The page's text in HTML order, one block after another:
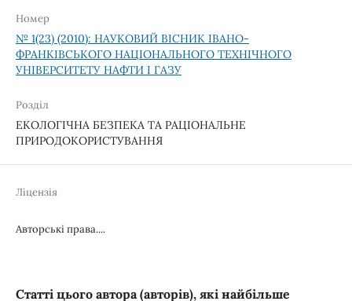
Номер
№ 1(23) (2010): НАУКОВИЙ ВІСНИК ІВАНО-
ФРАНКІВСЬКОГО НАЦІОНАЛЬНОГО ТЕХНІЧНОГО
УНІВЕРСИТЕТУ НАФТИ І ГАЗУ
Розділ
ЕКОЛОГІЧНА БЕЗПЕКА ТА РАЦІОНАЛЬНЕ
ПРИРОДОКОРИСТУВАННЯ
Ліцензія
Авторські права....
Статті цього автора (авторів), які найбільше